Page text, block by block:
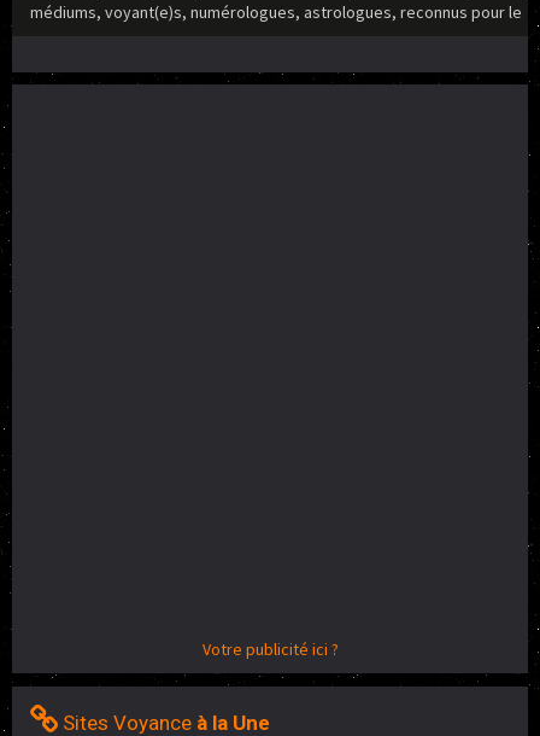
médiums, voyant(e)s, numérologues, astrologues, reconnus pour le
Votre publicité ici ?
Sites Voyance à la Une